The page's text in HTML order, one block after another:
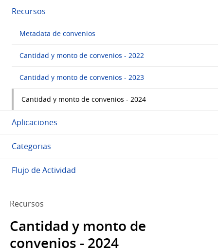
Recursos
Metadata de convenios
Cantidad y monto de convenios - 2022
Cantidad y monto de convenios - 2023
Cantidad y monto de convenios - 2024
Aplicaciones
Categorias
Flujo de Actividad
Recursos
Cantidad y monto de
convenios - 2024